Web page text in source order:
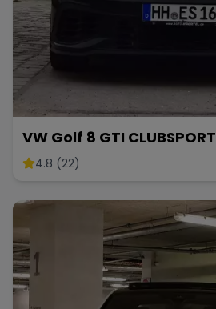
VW Golf 8 GTI CLUBSPORT
4.8 (22)